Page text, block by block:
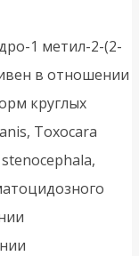
1 метил-2-(2-
в отношении
круглых
Toxocara